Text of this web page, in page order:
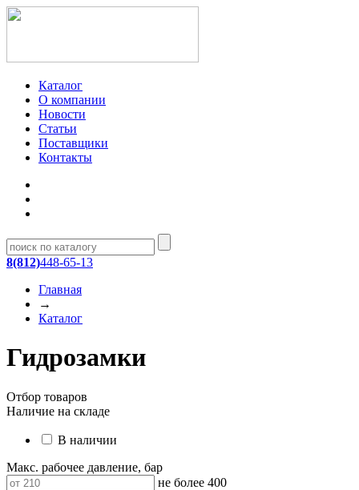
Каталог
О компании
Новости
Статьи
Поставщики
Контакты
8(812)448-65-13
Главная
→
Каталог
Гидрозамки
Отбор товаров
Наличие на складе
В наличии
Макс. рабочее давление, бар
не более 400